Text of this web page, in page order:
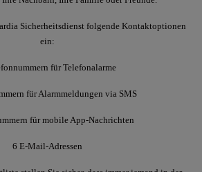
Sicherheitsdienst folgende Kontaktoptionen
ein:
für Telefonalarme
für Alarmmeldungen via SMS
für mobile App-Nachrichten
6 E-Mail-Adressen